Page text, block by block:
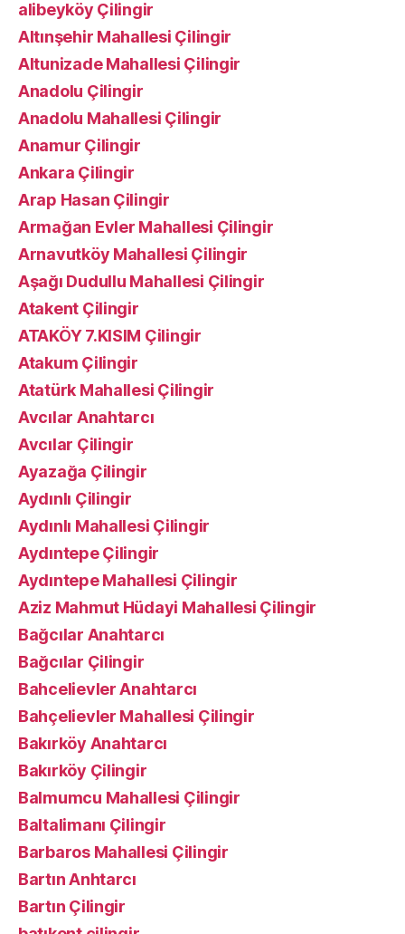
alibeyköy Çilingir
Altınşehir Mahallesi Çilingir
Altunizade Mahallesi Çilingir
Anadolu Çilingir
Anadolu Mahallesi Çilingir
Anamur Çilingir
Ankara Çilingir
Arap Hasan Çilingir
Armağan Evler Mahallesi Çilingir
Arnavutköy Mahallesi Çilingir
Aşağı Dudullu Mahallesi Çilingir
Atakent Çilingir
ATAKÖY 7.KISIM Çilingir
Atakum Çilingir
Atatürk Mahallesi Çilingir
Avcılar Anahtarcı
Avcılar Çilingir
Ayazağa Çilingir
Aydınlı Çilingir
Aydınlı Mahallesi Çilingir
Aydıntepe Çilingir
Aydıntepe Mahallesi Çilingir
Aziz Mahmut Hüdayi Mahallesi Çilingir
Bağcılar Anahtarcı
Bağcılar Çilingir
Bahcelievler Anahtarcı
Bahçelievler Mahallesi Çilingir
Bakırköy Anahtarcı
Bakırköy Çilingir
Balmumcu Mahallesi Çilingir
Baltalimanı Çilingir
Barbaros Mahallesi Çilingir
Bartın Anhtarcı
Bartın Çilingir